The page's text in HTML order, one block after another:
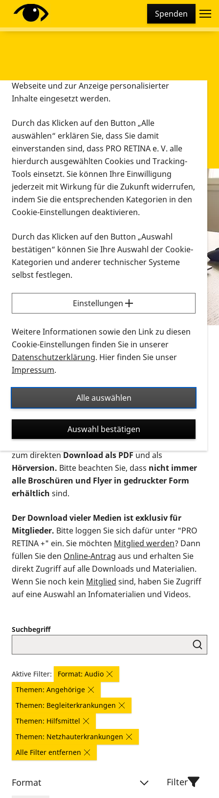
Spenden
Infomaterial
Infomaterial
Vorlesen
Alle Infomaterialien in verschiedenen
Formaten an einem Ort
Sie möchten wissen, wie Sie nach Infonmaterial
suchen und dieses bestellen bzw. herunterladen
können? Schauen Sie sich dieErklärvideos zum
Thema Infomaterial auf der PRO RETINA-Website
für blinde und sehbehinderte Menschen an.
Auf dieser Seite finden Sie sämtliches Infomaterial
Ort. Nutzen Sie den Formatfilter, um ausschließlich
nach Flyern und Broschüren, Audios oder Videos zu
suchen. Die meisten Flyer und Broschüren werden in
verschiedenen Formaten angeboten: zur
postalischen Bestellung als gedruckte Variante
zum direktenDownload als PDFund als
Hörversion. Bitte beachten Sie, dass nicht immer
alle Broschüren und Flyer in gedruckter Form
erhältlich sind.
Der Download vieler Medien ist exklusiv für
Mitglieder. Bitte loggen Sie sich dafür unter "PRO
RETINA +" ein. Sie möchten Mitglied werden? Dann
füllen Sie den Online-Antrag aus und erhalten Sie
direkt Zugriff auf alle Downloads und Materialien.
Wenn Sie noch kein Mitglied sind, haben Sie Zugriff
auf eine Auswahl an Infomaterialien und Videos.
Suchbegriff
Aktive Filter:
Format: Audio
Themen: Angehörige
Themen: Begleiterkrankungen
Themen: Hilfsmittel
Themen: Netzhauterkrankungen
Alle Filter entfernen
Format Filter
Diese Webseite setzt verschiedene Cookies und
Tracking-Tools ein. Dies beinhaltet Cookies und
Webseite und zur Anzeige personalisierter
Inhalte eingesetzt werden.
Durch das Klicken auf den Button „Alle
auswählen“ erklären Sie, dass Sie damit
einverstanden sind, dass PRO RETINA e. V. alle
hierdurch ausgewählten Cookies und Tracking-
Tools einsetzt. Sie können Ihre Einwilligung
jederzeit mit Wirkung für die Zukunft widerrufen,
indem Sie die entsprechenden Kategorien in den
Cookie-Einstellungen deaktivieren.
Durch das Klicken auf den Button „Auswahl
bestätigen“ können Sie Ihre Auswahl der Cookie-
Kategorien und anderer technischer Systeme
selbst festlegen.
Einstellungen
Weitere Informationen sowie den Link zu diesen
Cookie-Einstellungen finden Sie in unserer
Datenschutzerklärung. Hier finden Sie unser
Impressum.
Alle auswählen
Auswahl bestätigen